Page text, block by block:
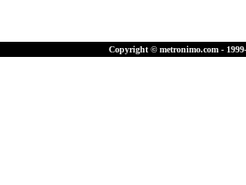
Copyright © metronimo.com -